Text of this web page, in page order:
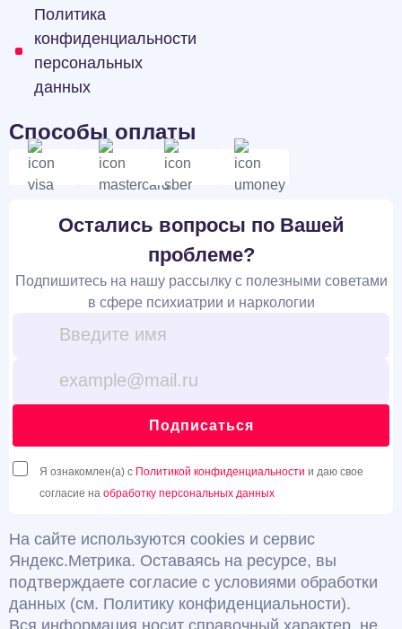
Политика
конфиденциальности
персональных
данных
Способы оплаты
Остались вопросы по Вашей
проблеме?
Подпишитесь на нашу рассылку с полезными советами
в сфере психиатрии и наркологии
Подписаться
Я ознакомлен(а) с Политикой конфиденциальности и даю свое
согласие на обработку персональных данных
На сайте используются cookies и сервис
Яндекс.Метрика. Оставаясь на ресурсе, вы
подтверждаете согласие с условиями обработки
данных (см. Политику конфиденциальности).
Вся информация носит справочный характер, не